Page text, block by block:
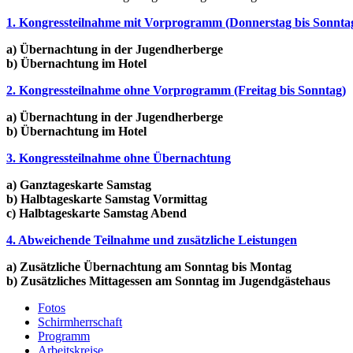
1. Kongressteilnahme mit Vorprogramm (Donnerstag bis
a) Übernachtung in der Jugendherberge
b) Übernachtung im Hotel
2. Kongressteilnahme ohne Vorprogramm (Freitag bis Sonntag)
a) Übernachtung in der Jugendherberge
b) Übernachtung im Hotel
3. Kongressteilnahme ohne Übernachtung
a) Ganztageskarte Samstag
b) Halbtageskarte Samstag Vormittag
c) Halbtageskarte Samstag Abend
4. Abweichende Teilnahme und zusätzliche Leistungen
a) Zusätzliche Übernachtung am Sonntag bis Montag
b) Zusätzliches Mittagessen am Sonntag im Jugendgästehaus
Fotos
Schirmherrschaft
Programm
Arbeitskreise